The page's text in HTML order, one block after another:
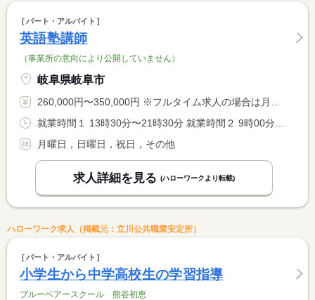
パート・アルバイト
英語塾講師
（事業所の意向により公開していません）
岐阜県岐阜市
260,000円〜350,000円 ※フルタイム求人の場合は月額（換算額）、パート求人の場合は時間額を表示しています。
月曜日，日曜日，祝日，その他
求人詳細を見る (ハローワークより転載)
ハローワーク求人（掲載元：立川公共職業安定所）
パート・アルバイト
小学生から中学高校生の学習指導
ブルーベアースクール 熊谷初恵